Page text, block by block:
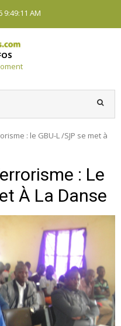
9:49:12 AM
: le GBU-L /SJP se met à
: Le
À La Danse